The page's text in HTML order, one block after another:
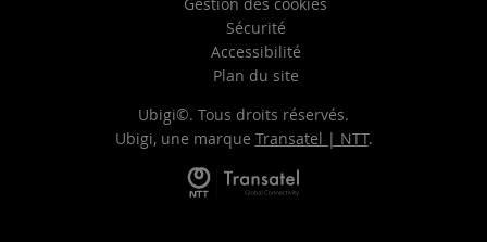
Gestion des cookies
Sécurité
Accessibilité
Plan du site
Ubigi©. Tous droits réservés.
Ubigi, une marque Transatel | NTT.